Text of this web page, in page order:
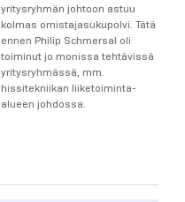
yritysryhmän johtoon astuu
kolmas omistajasukupolvi. Tätä
ennen Philip Schmersal oli
toiminut jo monissa tehtävissä
yritysryhmässä, mm.
hissitekniikan liiketoiminta-
alueen johdossa.